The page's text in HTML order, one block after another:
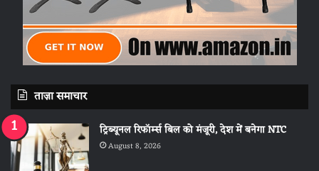
ताज़ा समाचार
ट्रिब्यूनल रिफॉर्म्स बिल को मंजूरी, देश में बनेगा NTC
August 8, 2026